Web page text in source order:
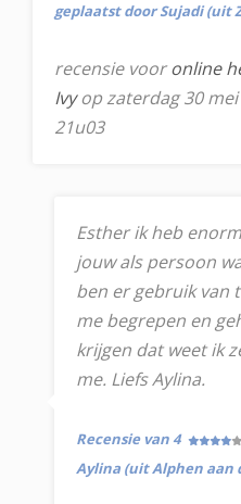
geplaatst door Sujadi (uit
recensie vooronline
Ivyop zaterdag 30 mei
21u03
Esther ik heb
jouw als persoon
ben er gebruik van
me begrepen en
krijgen dat weet ik
me. Liefs Aylina.
Recensie van 4
Aylina (uit Alphen aan